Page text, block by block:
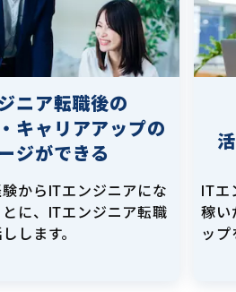
ニア転職後の
キャリアアップの
ジができる
からITエンジニアにな
に、ITエンジニア転職
します。
IT
稼い
ップ